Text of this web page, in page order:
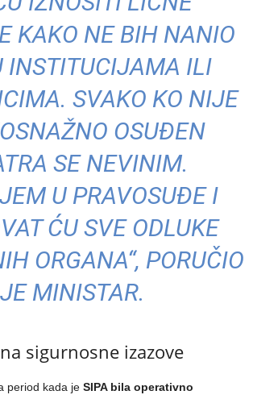
KAKO NE BIH NANIO
INSTITUCIJAMA ILI
SVAKO KO NIJE
OSUĐEN
SE NEVINIM.
U PRAVOSUĐE I
ĆU SVE ODLUKE
ORGANA“, PORUČIO
JE MINISTAR.
sigurnosne izazove
period kada je SIPA bila operativno